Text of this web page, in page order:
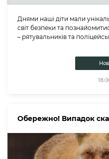
Днями наші діти мали
світ безпеки та
– рятувальників та
Обережно! Випадок